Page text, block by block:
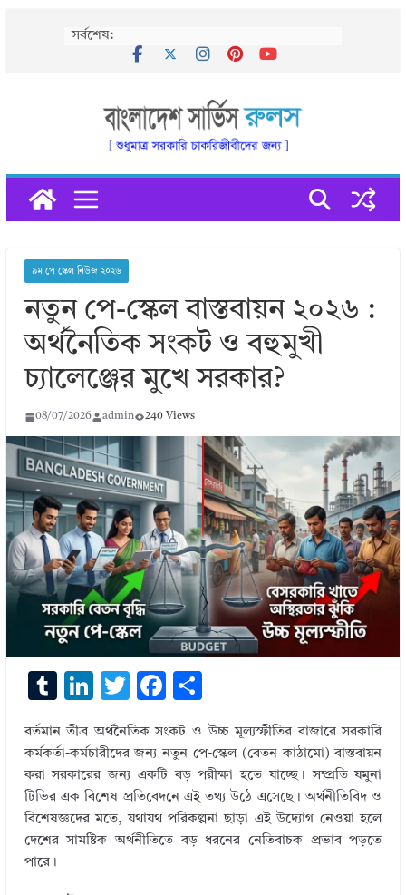
সর্বশেষ:
৯ম পে স্কেল নিউজ ২০২৬
নতুন পে-স্কেল বাস্তবায়ন ২০২৬ :
অর্থনৈতিক সংকট ও বহুমুখী
চ্যালেঞ্জের মুখে সরকার?
08/07/2026 admin 240 Views
T
m
bl
r
Li
k
e
dI
n
T
it
te
r
F
e
b
o
o
ar
e
বর্তমান তীব্র অর্থনৈতিক সংকট ও উচ্চ মূল্যস্ফীতির বাজারে সরকারি
কর্মকর্তা-কর্মচারীদের জন্য নতুন পে-স্কেল (বেতন কাঠামো) বাস্তবায়ন
করা সরকারের জন্য একটি বড় পরীক্ষা হতে যাচ্ছে। সম্প্রতি যমুনা
টিভির এক বিশেষ প্রতিবেদনে এই তথ্য উঠে এসেছে। অর্থনীতিবিদ ও
বিশেষজ্ঞদের মতে, যথাযথ পরিকল্পনা ছাড়া এই উদ্যোগ নেওয়া হলে
দেশের সামষ্টিক অর্থনীতিতে বড় ধরনের নেতিবাচক প্রভাব পড়তে
পারে।